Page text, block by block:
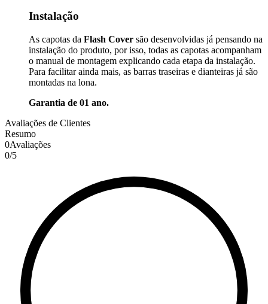
Instalação
As capotas da Flash Cover são desenvolvidas já pensando na
instalação do produto, por isso, todas as capotas acompanham
o manual de montagem explicando cada etapa da instalação.
Para facilitar ainda mais, as barras traseiras e dianteiras já são
montadas na lona.
Garantia de 01 ano.
Avaliações de Clientes
Resumo
0Avaliações
0/5